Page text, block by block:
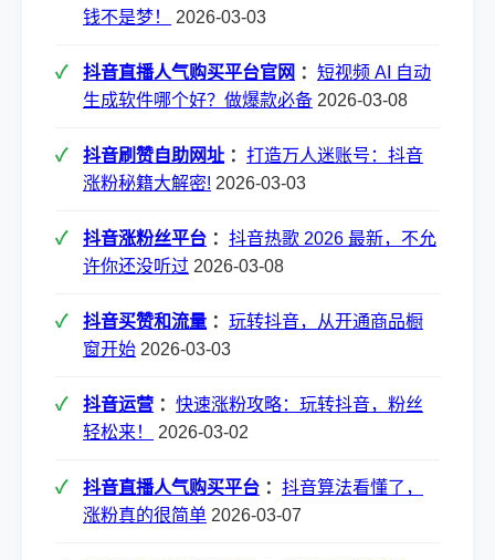
钱不是梦！
2026-03-03
抖音直播人气购买平台官网 ： 短视频 AI 自动
生成软件哪个好？做爆款必备 2026-03-08
抖音刷赞自助网址 ： 打造万人迷账号：抖音
涨粉秘籍大解密! 2026-03-03
抖音涨粉丝平台 ： 抖音热歌 2026 最新，不允
许你还没听过 2026-03-08
抖音买赞和流量 ： 玩转抖音，从开通商品橱
窗开始 2026-03-03
抖音运营 ： 快速涨粉攻略：玩转抖音，粉丝
轻松来！
2026-03-02
抖音直播人气购买平台 ： 抖音算法看懂了，
涨粉真的很简单 2026-03-07